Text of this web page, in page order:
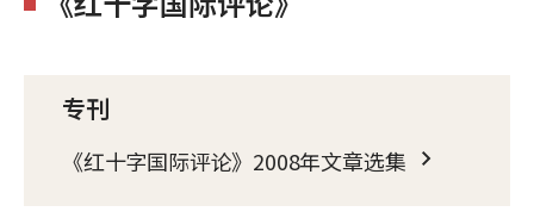
专刊
《红十字国际评论》2008年文章选集